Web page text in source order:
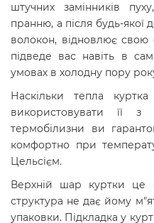
штучних замінників
пранню, а після будь-якої
волокон, відновлює
підведе вас навіть в
умовах в холодну пору
Наскільки тепла
використовувати її
термобілизни ви
комфортно при
Цельсієм.
Верхній шар куртки це
структура не дає йому
упаковки. Підкладка у